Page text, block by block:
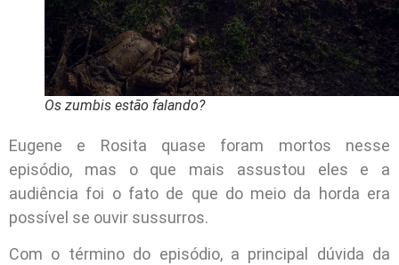
Os zumbis estão falando?
Eugene e Rosita quase foram mortos nesse
episódio, mas o que mais assustou eles e a
audiência foi o fato de que do meio da horda era
possível se ouvir sussurros.
Com o término do episódio, a principal dúvida da